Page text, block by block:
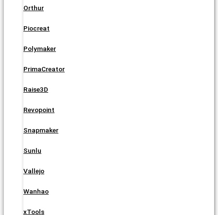
Orthur
Piocreat
Polymaker
PrimaCreator
Raise3D
Revopoint
Snapmaker
Sunlu
Vallejo
Wanhao
xTools